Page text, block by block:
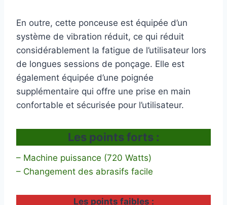
En outre, cette ponceuse est équipée d’un
système de vibration réduit, ce qui réduit
considérablement la fatigue de l’utilisateur lors
de longues sessions de ponçage. Elle est
également équipée d’une poignée
supplémentaire qui offre une prise en main
confortable et sécurisée pour l’utilisateur.
Les points forts :
– Machine puissance (720 Watts)
– Changement des abrasifs facile
Les points faibles :